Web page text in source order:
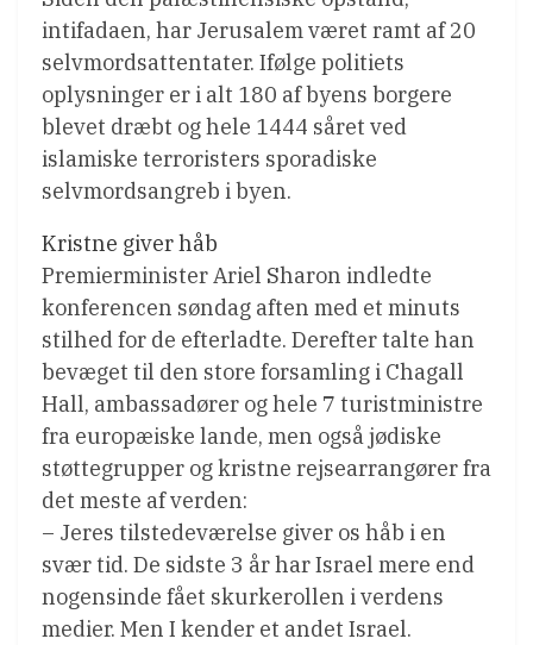
intifadaen, har Jerusalem været ramt af 20
selvmordsattentater. Ifølge politiets
oplysninger er i alt 180 af byens borgere
blevet dræbt og hele 1444 såret ved
islamiske terroristers sporadiske
selvmordsangreb i byen.
Kristne giver håb
Premierminister Ariel Sharon indledte
konferencen søndag aften med et minuts
stilhed for de efterladte. Derefter talte han
bevæget til den store forsamling i Chagall
Hall, ambassadører og hele 7 turistministre
fra europæiske lande, men også jødiske
støttegrupper og kristne rejsearrangører fra
det meste af verden:
– Jeres tilstedeværelse giver os håb i en
svær tid. De sidste 3 år har Israel mere end
nogensinde fået skurkerollen i verdens
medier. Men I kender et andet Israel.